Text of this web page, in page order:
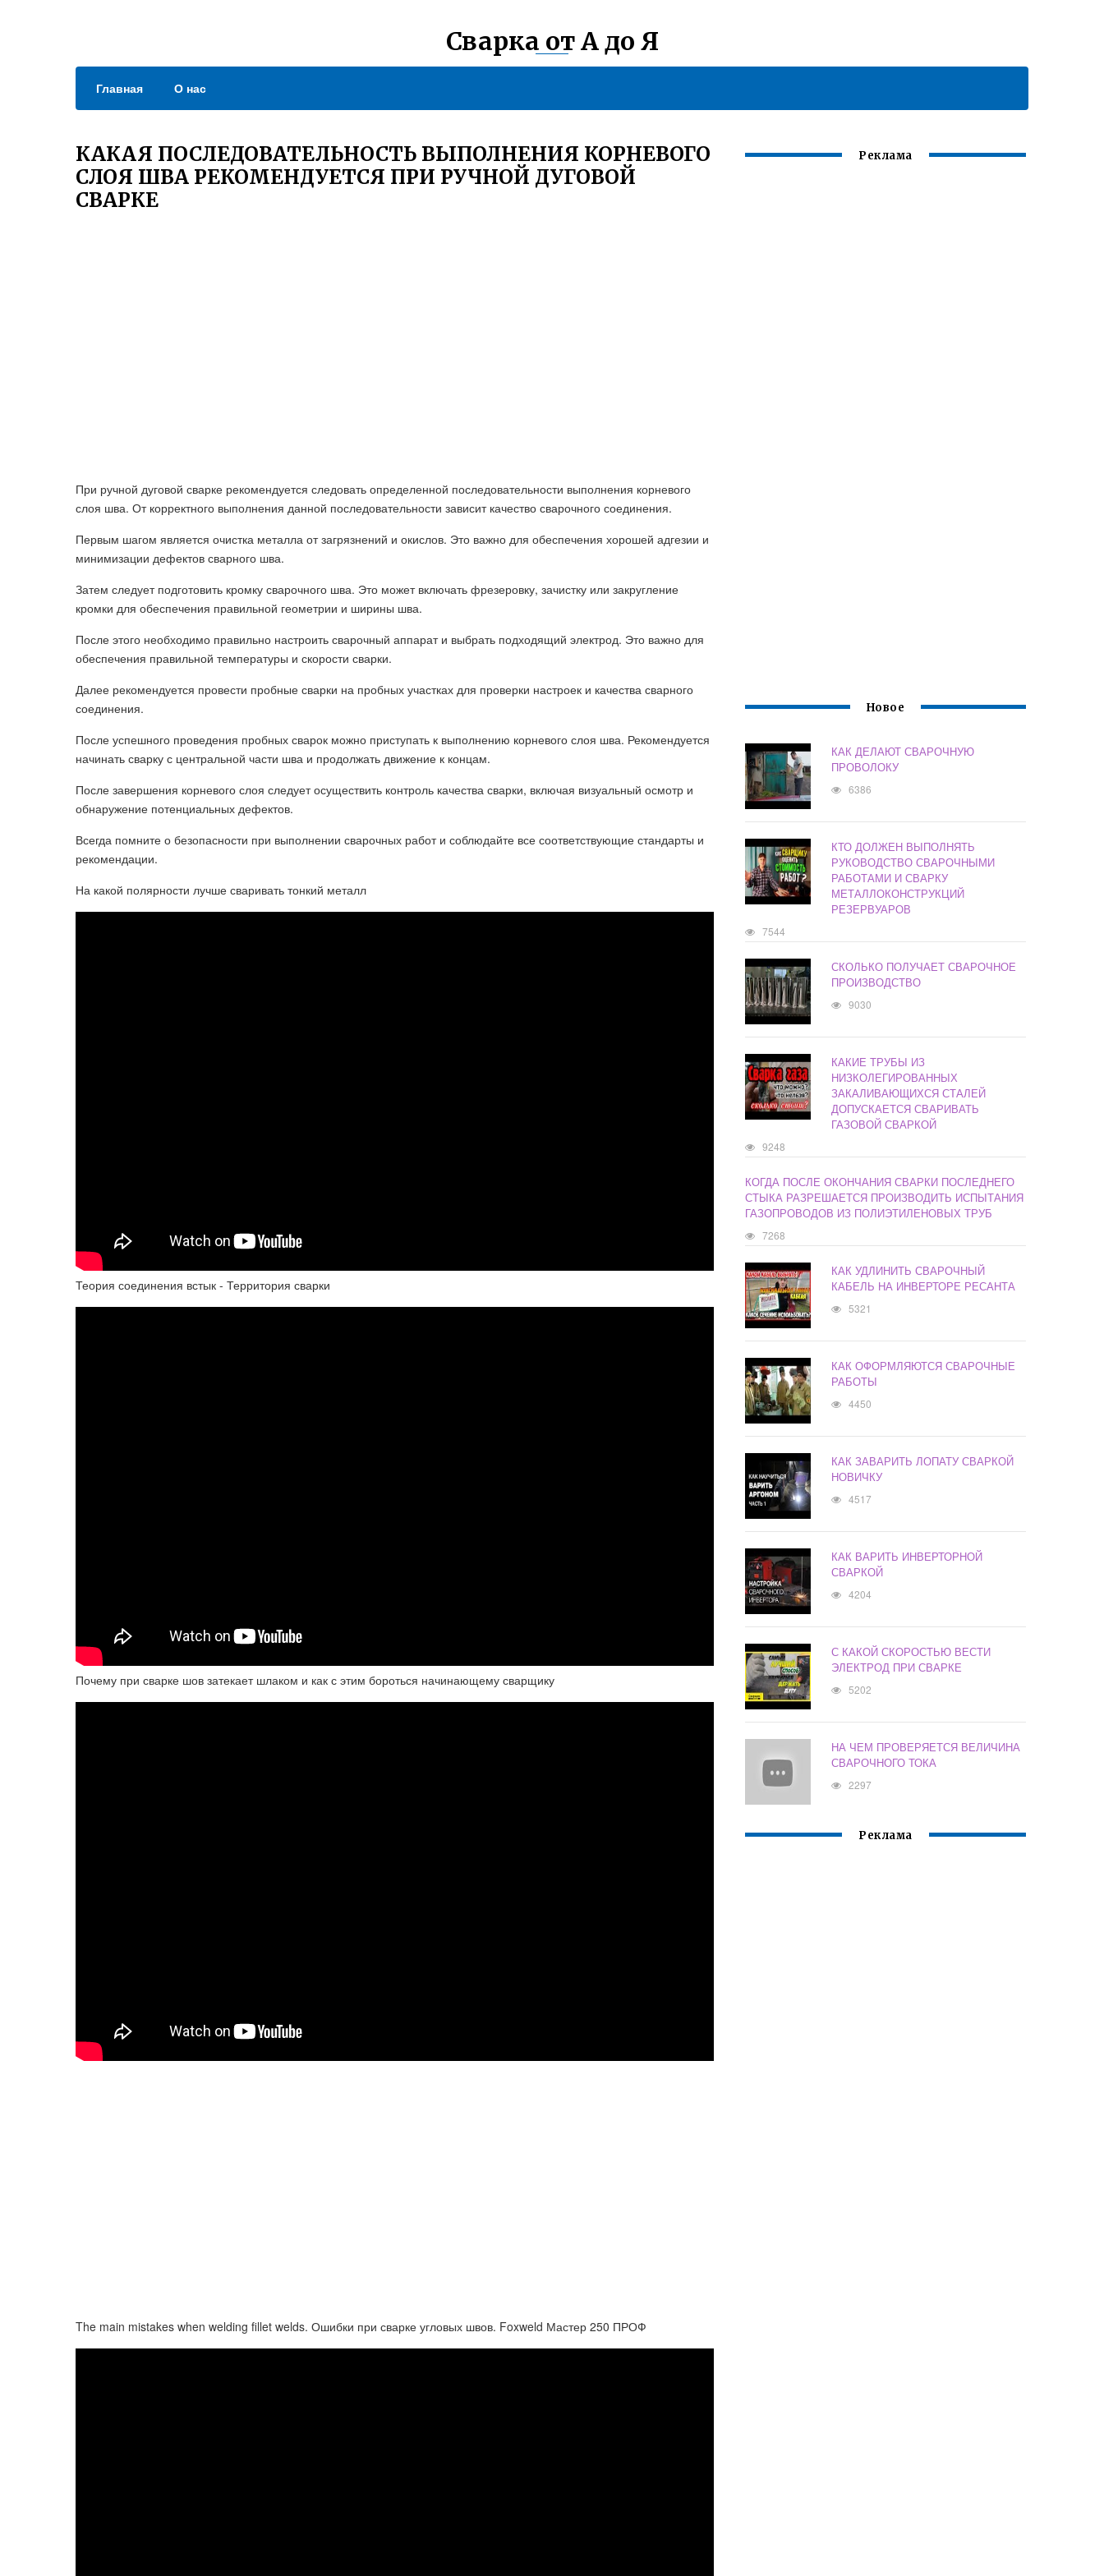
Сварка от А до Я
Главная О нас
КАКАЯ ПОСЛЕДОВАТЕЛЬНОСТЬ ВЫПОЛНЕНИЯ КОРНЕВОГО
СЛОЯ ШВА РЕКОМЕНДУЕТСЯ ПРИ РУЧНОЙ ДУГОВОЙ
СВАРКЕ
При ручной дуговой сварке рекомендуется следовать определенной последовательности выполнения корневого
слоя шва. От корректного выполнения данной последовательности зависит качество сварочного соединения.
Первым шагом является очистка металла от загрязнений и окислов. Это важно для обеспечения хорошей адгезии и
минимизации дефектов сварного шва.
Затем следует подготовить кромку сварочного шва. Это может включать фрезеровку, зачистку или закругление
кромки для обеспечения правильной геометрии и ширины шва.
После этого необходимо правильно настроить сварочный аппарат и выбрать подходящий электрод. Это важно для
обеспечения правильной температуры и скорости сварки.
Далее рекомендуется провести пробные сварки на пробных участках для проверки настроек и качества сварного
соединения.
После успешного проведения пробных сварок можно приступать к выполнению корневого слоя шва. Рекомендуется
начинать сварку с центральной части шва и продолжать движение к концам.
После завершения корневого слоя следует осуществить контроль качества сварки, включая визуальный осмотр и
обнаружение потенциальных дефектов.
Всегда помните о безопасности при выполнении сварочных работ и соблюдайте все соответствующие стандарты и
рекомендации.
На какой полярности лучше сваривать тонкий металл
Теория соединения встык - Территория сварки
Почему при сварке шов затекает шлаком и как с этим бороться начинающему сварщику
The main mistakes when welding fillet welds. Ошибки при сварке угловых швов. Foxweld Мастер 250 ПРОФ
Реклама
Новое
КАК ДЕЛАЮТ СВАРОЧНУЮ
ПРОВОЛОКУ
6386
КТО ДОЛЖЕН ВЫПОЛНЯТЬ
РУКОВОДСТВО СВАРОЧНЫМИ
РАБОТАМИ И СВАРКУ
МЕТАЛЛОКОНСТРУКЦИЙ
РЕЗЕРВУАРОВ
7544
СКОЛЬКО ПОЛУЧАЕТ СВАРОЧНОЕ
ПРОИЗВОДСТВО
9030
КАКИЕ ТРУБЫ ИЗ
НИЗКОЛЕГИРОВАННЫХ
ЗАКАЛИВАЮЩИХСЯ СТАЛЕЙ
ДОПУСКАЕТСЯ СВАРИВАТЬ
ГАЗОВОЙ СВАРКОЙ
9248
КОГДА ПОСЛЕ ОКОНЧАНИЯ СВАРКИ ПОСЛЕДНЕГО
СТЫКА РАЗРЕШАЕТСЯ ПРОИЗВОДИТЬ ИСПЫТАНИЯ
ГАЗОПРОВОДОВ ИЗ ПОЛИЭТИЛЕНОВЫХ ТРУБ
7268
КАК УДЛИНИТЬ СВАРОЧНЫЙ
КАБЕЛЬ НА ИНВЕРТОРЕ РЕСАНТА
5321
КАК ОФОРМЛЯЮТСЯ СВАРОЧНЫЕ
РАБОТЫ
4450
КАК ЗАВАРИТЬ ЛОПАТУ СВАРКОЙ
НОВИЧКУ
4517
КАК ВАРИТЬ ИНВЕРТОРНОЙ
СВАРКОЙ
4204
С КАКОЙ СКОРОСТЬЮ ВЕСТИ
ЭЛЕКТРОД ПРИ СВАРКЕ
5202
НА ЧЕМ ПРОВЕРЯЕТСЯ ВЕЛИЧИНА
СВАРОЧНОГО ТОКА
2297
Реклама